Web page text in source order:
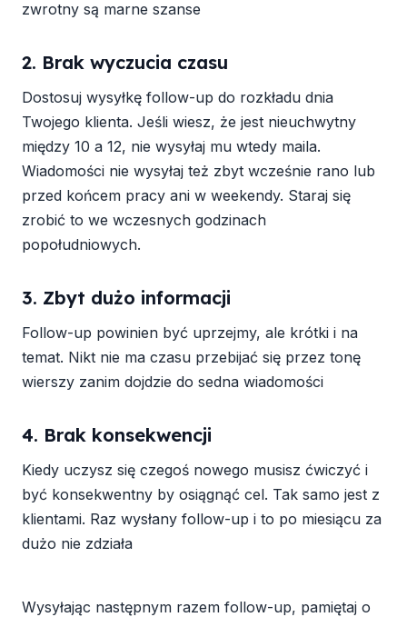
zwrotny są marne szanse
2. Brak wyczucia czasu
Dostosuj wysyłkę follow-up do rozkładu dnia
Twojego klienta. Jeśli wiesz, że jest nieuchwytny
między 10 a 12, nie wysyłaj mu wtedy maila.
Wiadomości nie wysyłaj też zbyt wcześnie rano lub
przed końcem pracy ani w weekendy. Staraj się
zrobić to we wczesnych godzinach
popołudniowych.
3. Zbyt dużo informacji
Follow-up powinien być uprzejmy, ale krótki i na
temat. Nikt nie ma czasu przebijać się przez tonę
wierszy zanim dojdzie do sedna wiadomości
4. Brak konsekwencji
Kiedy uczysz się czegoś nowego musisz ćwiczyć i
być konsekwentny by osiągnąć cel. Tak samo jest z
klientami. Raz wysłany follow-up i to po miesiącu za
dużo nie zdziała
Wysyłając następnym razem follow-up, pamiętaj o